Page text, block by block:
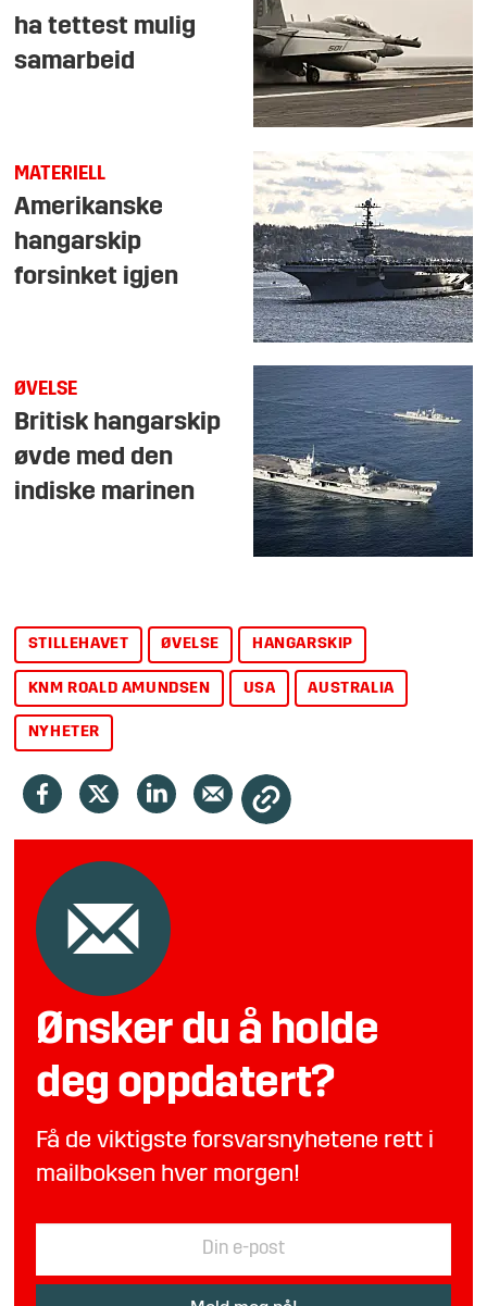
ha tettest mulig
samarbeid
MATERIELL
Amerikanske
hangarskip
forsinket igjen
ØVELSE
Britisk hangarskip
øvde med den
indiske marinen
STILLEHAVET ØVELSE HANGARSKIP
KNM ROALD AMUNDSEN USA AUSTRALIA
NYHETER
Ønsker du å holde
deg oppdatert?
Få de viktigste forsvarsnyhetene rett i
mailboksen hver morgen!